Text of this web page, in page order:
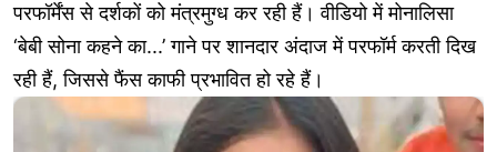
परफॉर्मेंस से दर्शकों को मंत्रमुग्ध कर रही हैं। वीडियो में मोनालिसा
‘बेबी सोना कहने का...’ गाने पर शानदार अंदाज में परफॉर्म करती दिख
रही हैं, जिससे फैंस काफी प्रभावित हो रहे हैं।